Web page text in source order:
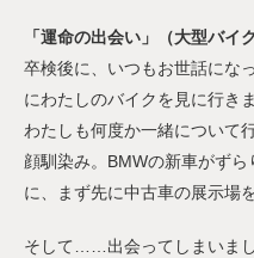
「運命の出会い」（大型バイ
卒検後に、いつもお世話にな
にわたしのバイクを見に行きま
わたしも何度か一緒について
顔馴染み。BMWの新車がず
に、まず先に中古車の展示場
そして……出会ってしまいまし